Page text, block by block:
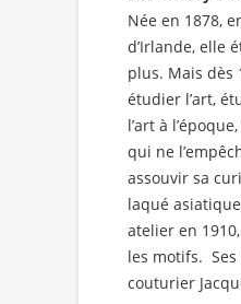
Née en 1878,
d’Irlande, elle
plus. Mais dès
étudier l’art,
l’art à
qui ne
assouvir sa
laqué
atelier en
les motifs.
couturier